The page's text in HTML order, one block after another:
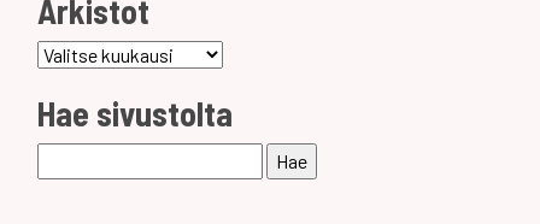
Arkistot
Arkistot
Hae sivustolta